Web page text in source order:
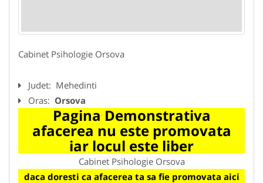
Cabinet Psihologie Orsova
Judet: Mehedinti
Oras: Orsova
Pagina Demonstrativa
afacerea nu este promovata
iar locul este liber
Cabinet Psihologie Orsova
daca doresti ca afacerea ta sa fie promovata aici